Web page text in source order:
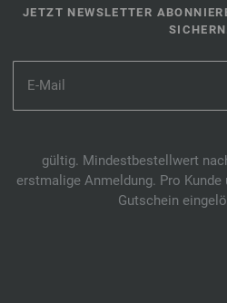
JETZT NEWSLETTER
gültig. Mindestbestellwert
erstmalige Anmeldung. Pro
Gutschein